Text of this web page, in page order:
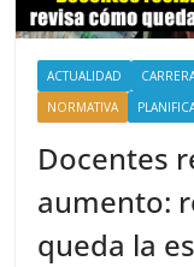
ACTUALIDAD
NORMATIVA
Docentes
aumento:
queda la